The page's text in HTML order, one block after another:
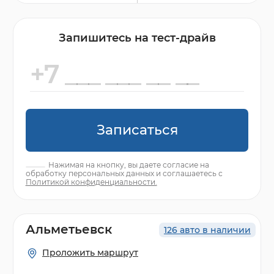
Запишитесь на тест-драйв
Записаться
Нажимая на кнопку, вы даете согласие на
обработку персональных данных и соглашаетесь с
Политикой конфиденциальности.
126 авто в наличии
Альметьевск
Проложить маршрут